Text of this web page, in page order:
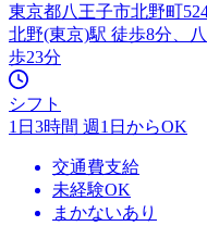
東京都八王子市北野町
北野(東京)駅 徒歩8分、
歩23分
シフト
1日3時間 週1日からOK
交通費支給
未経験OK
まかないあり